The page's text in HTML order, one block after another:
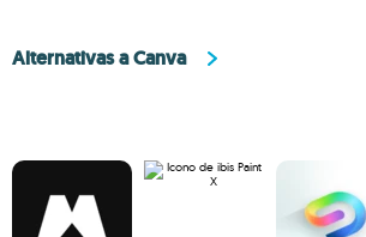
Alternativas a Canva